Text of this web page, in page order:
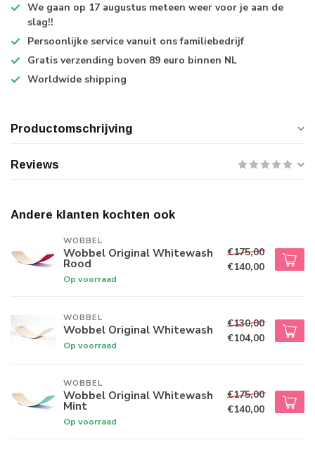
We gaan op 17 augustus meteen weer voor je aan de
slag!!
Persoonlijke service vanuit ons familiebedrijf
Gratis verzending boven 89 euro binnen NL
Worldwide shipping
Productomschrijving
Reviews
Andere klanten kochten ook
WOBBEL
Wobbel Original Whitewash
Rood
Op voorraad
€175,00
€140,00
WOBBEL
Wobbel Original Whitewash
Op voorraad
€130,00
€104,00
WOBBEL
Wobbel Original Whitewash
Mint
Op voorraad
€175,00
€140,00